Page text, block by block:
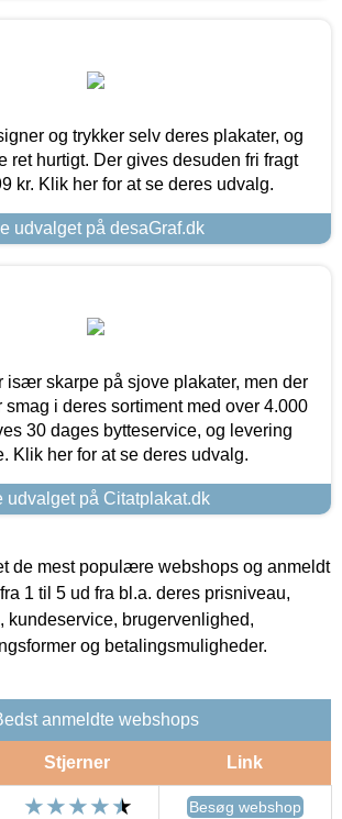
og trykker selv deres plakater, og
ret hurtigt. Der gives desuden fri fragt
kr. Klik her for at se deres udvalg.
udvalget på desaGraf.dk
især skarpe på sjove plakater, men der
smag i deres sortiment med over 4.000
30 dages bytteservice, og levering
Klik her for at se deres udvalg.
udvalget på Citatplakat.dk
de mest populære webshops og anmeldt
1 til 5 ud fra bl.a. deres prisniveau,
kundeservice, brugervenlighed,
og betalingsmuligheder.
anmeldte webshops
Stjerner Link
Besøg webshop